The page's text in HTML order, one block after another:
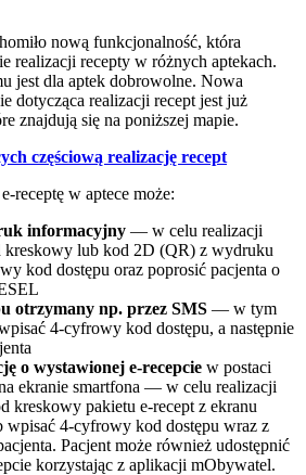
nową funkcjonalność, która
realizacji recepty w różnych aptekach.
jest dla aptek dobrowolne. Nowa
dotycząca realizacji recept jest już
znajdują się na poniższej mapie.
częściową realizację recept
receptę w aptece może:
informacyjny — w celu realizacji
kreskowy lub kod 2D (QR) z wydruku
kod dostępu oraz poprosić pacjenta o
otrzymany np. przez SMS — w tym
4-cyfrowy kod dostępu, a następnie
o wystawionej e-recepcie w postaci
ekranie smartfona — w celu realizacji
kreskowy pakietu e-recept z ekranu
wpisać 4-cyfrowy kod dostępu wraz z
Pacjent może również udostępnić
korzystając z aplikacji mObywatel.